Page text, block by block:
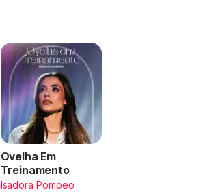
Ovelha Em
Treinamento
Isadora Pompeo